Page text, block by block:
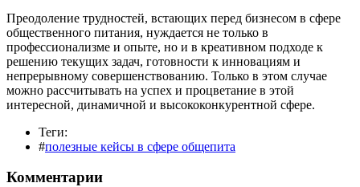
Преодоление трудностей, встающих перед бизнесом в сфере
общественного питания, нуждается не только в
профессионализме и опыте, но и в креативном подходе к
решению текущих задач, готовности к инновациям и
непрерывному совершенствованию. Только в этом случае
можно рассчитывать на успех и процветание в этой
интересной, динамичной и высококонкурентной сфере.
Теги:
#полезные кейсы в сфере общепита
Комментарии